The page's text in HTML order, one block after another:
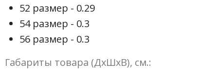
52 размер - 0.29
54 размер - 0.3
56 размер - 0.3
Габариты товара (ДхШхВ), см.: